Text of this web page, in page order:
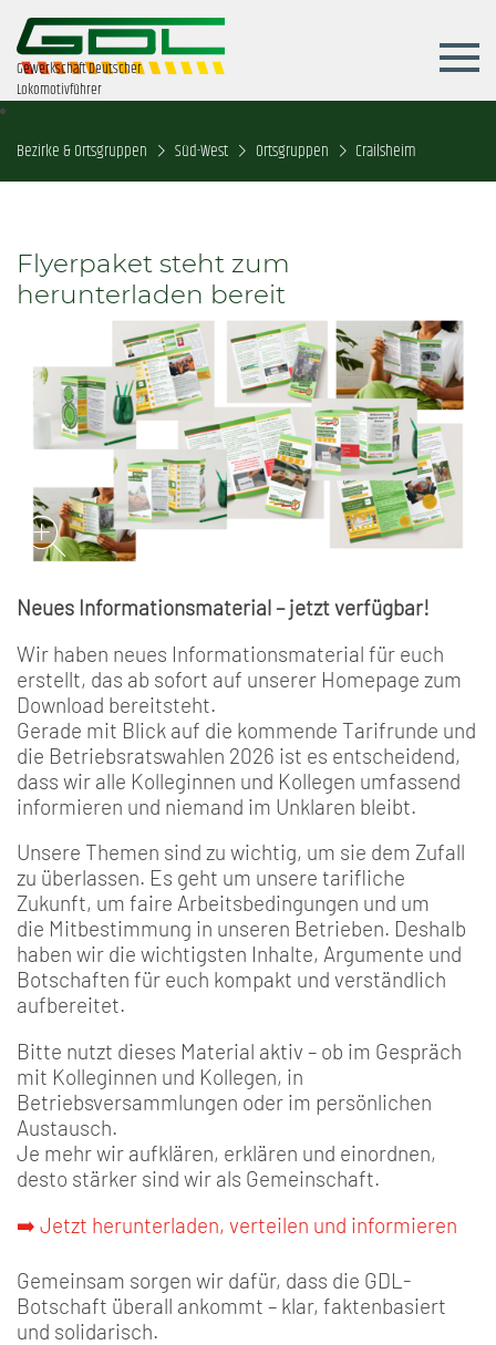
Gewerkschaft Deutscher
Lokomotivführer
Bezirke & Ortsgruppen Süd-West Ortsgruppen Crailsheim
Flyerpaket steht zum
herunterladen bereit
Neues Informationsmaterial – jetzt verfügbar!
Wir haben neues Informationsmaterial für euch
erstellt, das ab sofort auf unserer Homepage zum
Download bereitsteht.
Gerade mit Blick auf die kommende Tarifrunde und
die Betriebsratswahlen 2026 ist es entscheidend,
dass wir alle Kolleginnen und Kollegen umfassend
informieren und niemand im Unklaren bleibt.
Unsere Themen sind zu wichtig, um sie dem Zufall
zu überlassen. Es geht um unsere tarifliche
Zukunft, um faire Arbeitsbedingungen und um
die Mitbestimmung in unseren Betrieben. Deshalb
haben wir die wichtigsten Inhalte, Argumente und
Botschaften für euch kompakt und verständlich
aufbereitet.
Bitte nutzt dieses Material aktiv – ob im Gespräch
mit Kolleginnen und Kollegen, in
Betriebsversammlungen oder im persönlichen
Austausch.
Je mehr wir aufklären, erklären und einordnen,
desto stärker sind wir als Gemeinschaft.
➡️ Jetzt herunterladen, verteilen und informieren
Gemeinsam sorgen wir dafür, dass die GDL-
Botschaft überall ankommt – klar, faktenbasiert
und solidarisch.